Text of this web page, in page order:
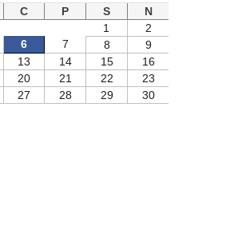
C P S
N
1
2
6 7 8
9
13 14 15
16
20 21 22
23
27 28 29
30